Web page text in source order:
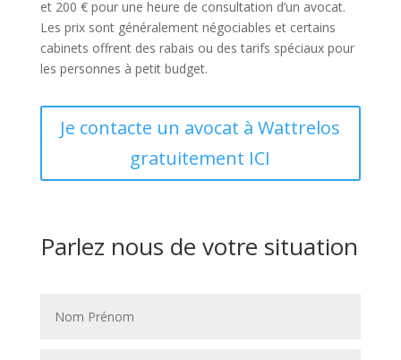
et 200 € pour une heure de consultation d’un avocat.
Les prix sont généralement négociables et certains
cabinets offrent des rabais ou des tarifs spéciaux pour
les personnes à petit budget.
Je contacte un avocat à Wattrelos
gratuitement ICI
Parlez nous de votre situation